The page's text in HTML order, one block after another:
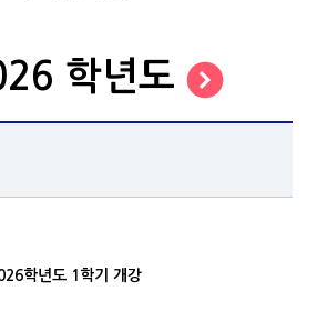
학년도
학년도 1학기 개강